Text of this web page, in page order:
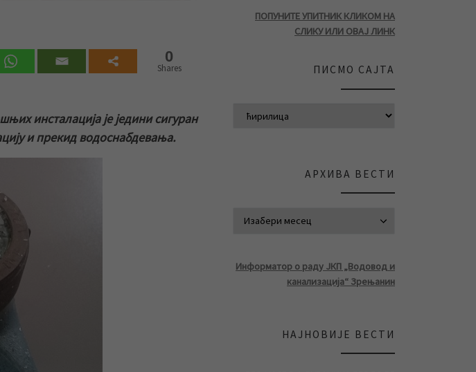
0
Shares
инсталација је једини сигуран
и прекид водоснабдевања.
ПОПУНИТЕ УПИТНИК КЛИКОМ НА
СЛИКУ ИЛИ ОВАЈ ЛИНК
ПИСМО САЈТА
АРХИВА ВЕСТИ
Информатор о раду ЈКП „Водовод и
канализација“ Зрењанин
НАЈНОВИЈЕ ВЕСТИ